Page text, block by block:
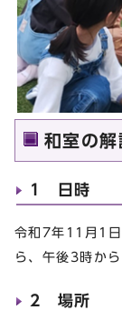
和室の
1 日時
令和7年11月1
ら、午後3時か
2 場所